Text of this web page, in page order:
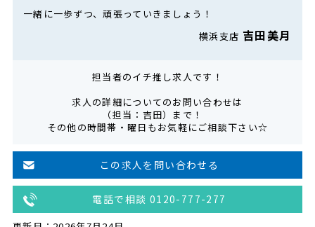
一緒に一歩ずつ、頑張っていきましょう！
横浜支店 吉田美月
担当者のイチ推し求人です！
求人の詳細についてのお問い合わせは
（担当：吉田）まで！
その他の時間帯・曜日もお気軽にご相談下さい☆
この求人を問い合わせる
電話で相談 0120-777-277